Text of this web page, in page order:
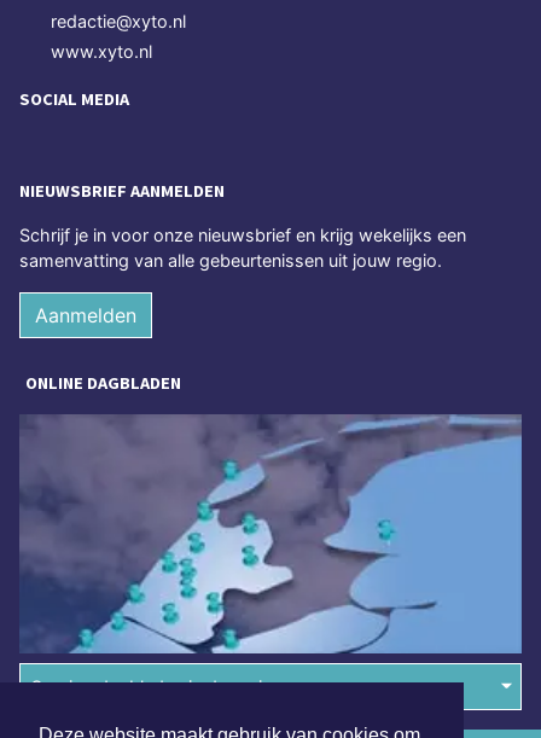
redactie@xyto.nl
www.xyto.nl
SOCIAL MEDIA
NIEUWSBRIEF AANMELDEN
Schrijf je in voor onze nieuwsbrief en krijg wekelijks een
samenvatting van alle gebeurtenissen uit jouw regio.
Aanmelden
ONLINE DAGBLADEN
Overige dagbladen in de regio